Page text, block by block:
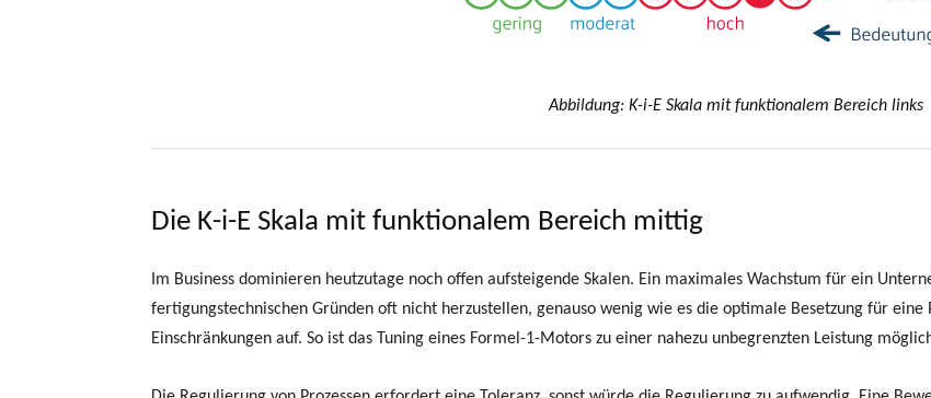
Abbildung: K-i-E Skala mit funktionalem Bereich links
Die K-i-E Skala mit funktionalem Bereich mittig
Im Business dominieren heutzutage noch offen aufsteigende Skalen. Ein maximales Wachstum für ein
fertigungstechnischen Gründen oft nicht herzustellen, genauso wenig wie es die optimale Besetzung für
Einschränkungen auf. So ist das Tuning eines Formel-1-Motors zu einer nahezu unbegrenzten Leistung